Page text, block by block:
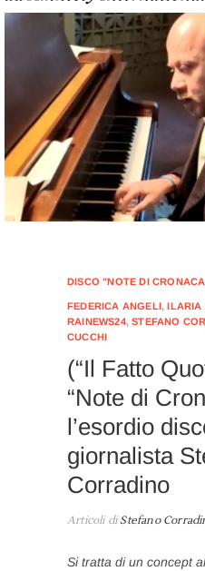
DISCO "NOTE DI
FEDERICA ANGELI,ILARIA
RAINEWS24,STEFANO
CUCCHI
(“Il Fatto
“Note di
l’esordio
giornalista
Corradino
Articoli diStefano
Si tratta di un concept